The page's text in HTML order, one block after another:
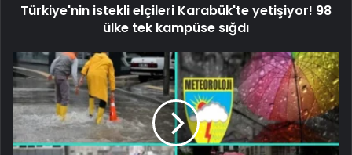
Türkiye'nin istekli elçileri Karabük'te yetişiyor! 98
ülke tek kampüse sığdı